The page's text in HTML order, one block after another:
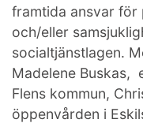
framtida ansvar för
och/eller
socialtjänstlagen.
Madelene Buskas,
Flens kommun,
öppenvården i